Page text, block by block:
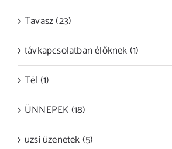
Tavasz (23)
távkapcsolatban élőknek (1)
Tél (1)
ÜNNEPEK (18)
uzsi üzenetek (5)